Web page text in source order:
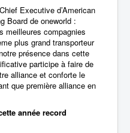
Executive d’American
Board de oneworld :
meilleures compagnies
plus grand transporteur
présence dans cette
participe à faire de
alliance et conforte le
que première alliance en
année record